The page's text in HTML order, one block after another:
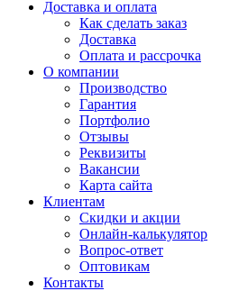
Доставка и оплата
Как сделать заказ
Доставка
Оплата и рассрочка
О компании
Производство
Гарантия
Портфолио
Отзывы
Реквизиты
Вакансии
Карта сайта
Клиентам
Скидки и акции
Онлайн-калькулятор
Вопрос-ответ
Оптовикам
Контакты